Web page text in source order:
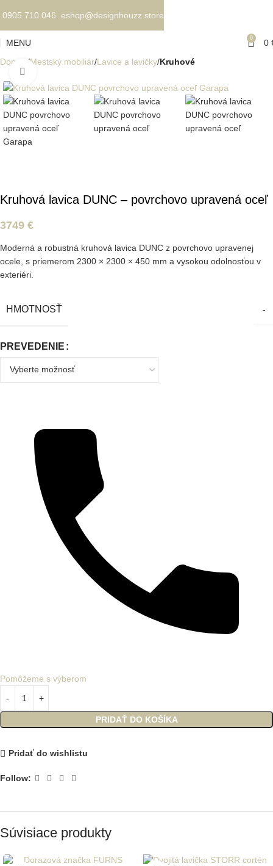
MENU 0 0
Domov
Mestský mobiliár Lavice a lavičky Kruhové
Kruhová lavica DUNC – povrchovo upravená oceľ
3749 €
Moderná a robustná kruhová lavica DUNC z povrchovo upravenej
ocele, s priemerom 2300 × 2300 × 450 mm a vysokou odolnosťou v
exteriéri.
HMOTNOSŤ -
PREVEDENIE
PRIDAŤ DO KOŠÍKA
Pomôžeme s výberom
Pridať do wishlistu
Follow:
Súvisiace produkty
0905 710 046 eshop@designhouzz.store